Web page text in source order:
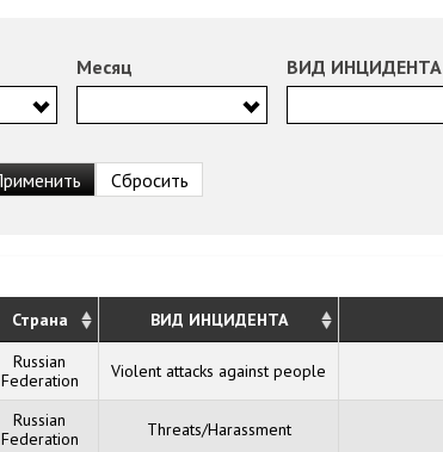
Месяц ВИД ИНЦИДЕНТА
Страна ВИД ИНЦИДЕНТА
Russian
Federation
Violent attacks against people
Russian
Federation
Threats/Harassment